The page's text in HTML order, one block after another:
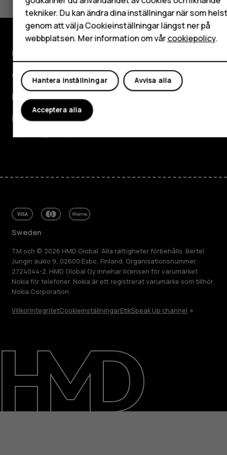
Mitt konto
Reparera, återanvända, återvinna
Hållbarhet
Kundservice
Utforska
Om
Planet and people
Kundservice
FacebookInstagram
TiktokYoutubeLinkedinDiscord
Sweden
TM och © 2026 HMD Global. Alla rättigheter förbehålls. Bertel
Jungin aukio 9, 02600 Esbo, Finland. Organisationsnummer
2724044-2. HMD Global Oy innehar licensen för varumärket
Nokia för telefoner. Nokia är ett registrerat varumärke som tillhör
Nokia Corporation.
VillkorIntegritetCookieinställningarEtikSpeak Up channel
tekniker. Du kan ändra dina inställningar när som helst
genom att välja Cookieinställningar längst ner på
webbplatsen. Mer information om vårcookiepolicy.
Avvisa alla
Hantera inställningar
Acceptera alla